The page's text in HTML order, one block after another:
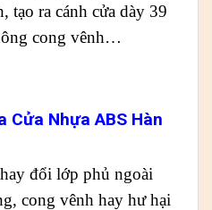
tạo ra cánh cửa dày 39
cong vênh…
Cửa Nhựa ABS Hàn
đổi lớp phủ ngoài
cong vênh hay hư hại